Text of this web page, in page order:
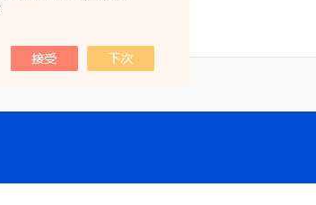
膜式水听器简介